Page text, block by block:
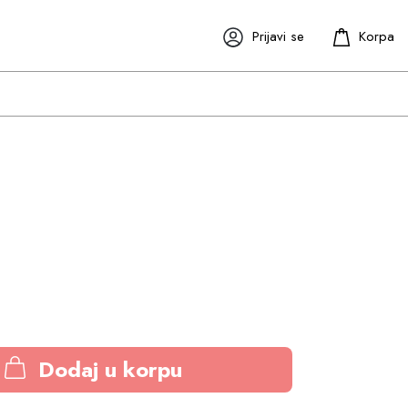
Prijavi se
Dodaj u korpu